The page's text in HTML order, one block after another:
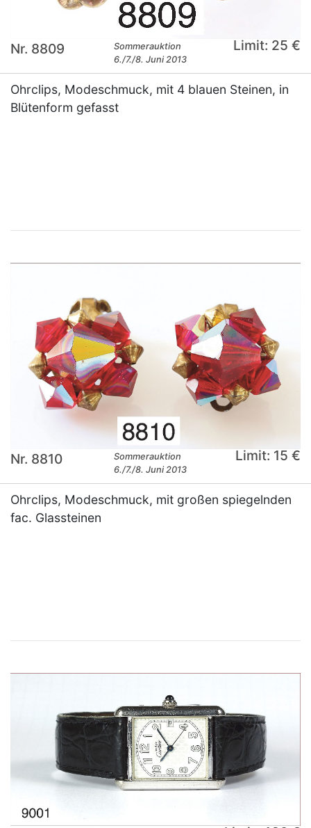
Nr. 8809
Sommerauktion
6./7./8. Juni 2013
Limit: 25 €
Ohrclips, Modeschmuck, mit 4 blauen Steinen, in
Blütenform gefasst
Nr. 8810
Sommerauktion
6./7./8. Juni 2013
Limit: 15 €
Ohrclips, Modeschmuck, mit großen spiegelnden
fac. Glassteinen